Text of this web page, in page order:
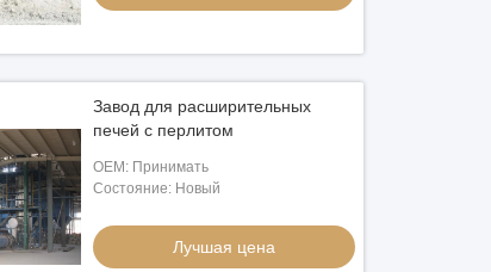
Завод для расширительных
печей с перлитом
OEM: Принимать
Состояние: Новый
Лучшая цена